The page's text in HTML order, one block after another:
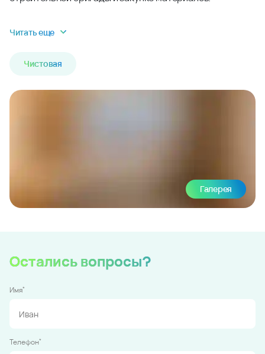
Читать еще
Чистовая
Галерея
Остались вопросы?
Имя*
Телефон*